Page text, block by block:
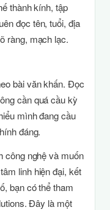
thành kính, tập
đọc tên, tuổi, địa
ràng, mạch lạc.
bài văn khấn. Đọc
cần quá cầu kỳ
mình đang cầu
đáng.
công nghệ và muốn
linh hiện đại, kết
bạn có thể tham
Đây là một